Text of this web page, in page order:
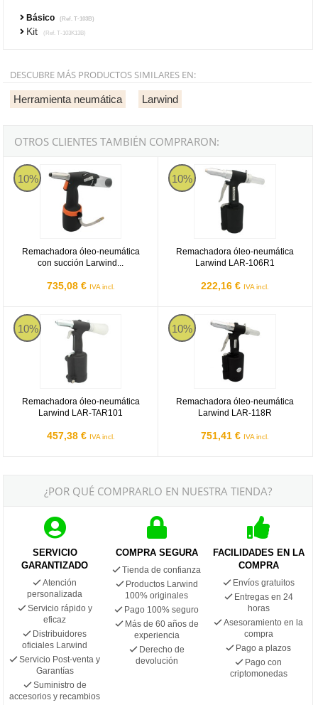
Básico (Ref. T-103B)
Kit (Ref. T-103K13B)
DESCUBRE MÁS PRODUCTOS SIMILARES EN:
Herramienta neumática Larwind
OTROS CLIENTES TAMBIÉN COMPRARON:
10%
Remachadora óleo-neumática
con succión Larwind...
735,08 € IVA incl.
Larwind LAR-AP148BCS
10%
Remachadora óleo-neumática
Larwind LAR-106R1
222,16 € IVA incl.
Larwind LAR-106R1
10%
Remachadora óleo-neumática
Larwind LAR-TAR101
457,38 € IVA incl.
Larwind LAR-TAR101
10%
Remachadora óleo-neumática
Larwind LAR-118R
751,41 € IVA incl.
Larwind LAR-118R
¿POR QUÉ COMPRARLO EN NUESTRA TIENDA?
SERVICIO
GARANTIZADO
Atención
personalizada
Servicio rápido y
eficaz
Distribuidores
oficiales Larwind
Servicio Post-venta y
Garantías
Suministro de
accesorios y recambios
COMPRA SEGURA
Tienda de confianza
Productos Larwind
100% originales
Pago 100% seguro
Más de 60 años de
experiencia
Derecho de
devolución
FACILIDADES EN LA
COMPRA
Envíos gratuitos
Entregas en 24
horas
Asesoramiento en la
compra
Pago a plazos
Pago con
criptomonedas